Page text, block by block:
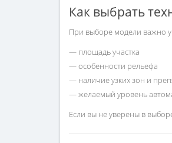
Как выбрать
При выборе модели важно
— площадь участка
— особенности рельефа
— наличие узких зон и
— желаемый уровень
Если вы не уверены в